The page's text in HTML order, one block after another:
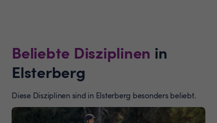
Beliebte Disziplinen in
Elsterberg
Diese Disziplinen sind in Elsterberg besonders beliebt.